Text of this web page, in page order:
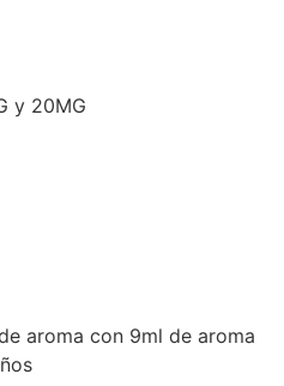
y 20MG
aroma con 9ml de aroma